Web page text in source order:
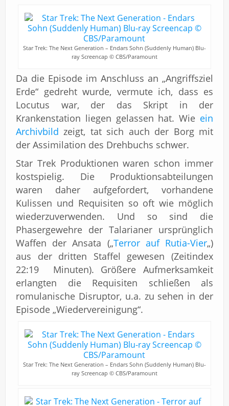
Star Trek: The Next Generation – Endars Sohn (Suddenly Human) Blu-
ray Screencap © CBS/Paramount
Da die Episode im Anschluss an „Angriffsziel
Erde“ gedreht wurde, vermute ich, dass es
Locutus war, der das Skript in der
Krankenstation liegen gelassen hat. Wie ein
Archivbild zeigt, tat sich auch der Borg mit
der Assimilation des Drehbuchs schwer.
Star Trek Produktionen waren schon immer
kostspielig. Die Produktionsabteilungen
waren daher aufgefordert, vorhandene
Kulissen und Requisiten so oft wie möglich
wiederzuverwenden. Und so sind die
Phasergewehre der Talarianer ursprünglich
Waffen der Ansata („Terror auf Rutia-Vier„)
aus der dritten Staffel gewesen (Zeitindex
22:19 Minuten). Größere Aufmerksamkeit
erlangten die Requisiten schließen als
romulanische Disruptor, u.a. zu sehen in der
Episode „Wiedervereinigung“.
Star Trek: The Next Generation – Endars Sohn (Suddenly Human) Blu-
ray Screencap © CBS/Paramount